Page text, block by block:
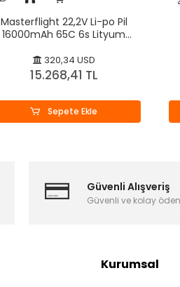
Masterflight 22,2V Li-po Pil
16000mAh 65C 6s Lityum
320,34 USD
15.268,41 TL
Sepete Ekle
Güvenli Alışveriş
Güvenli ve kolay
Kurumsal